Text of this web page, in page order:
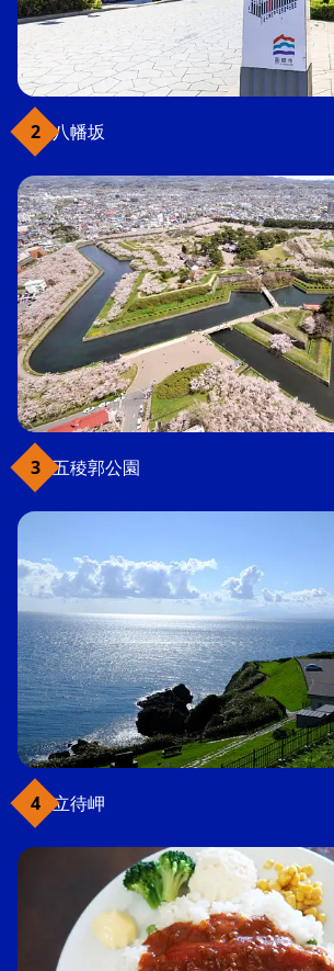
八幡坂
五稜郭公園
立待岬